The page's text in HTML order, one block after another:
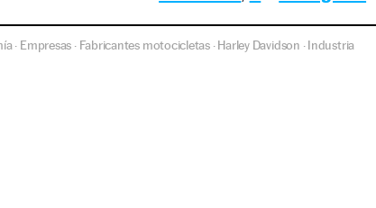
· Empresas · Fabricantes motocicletas·Harley Davidson ·Industria